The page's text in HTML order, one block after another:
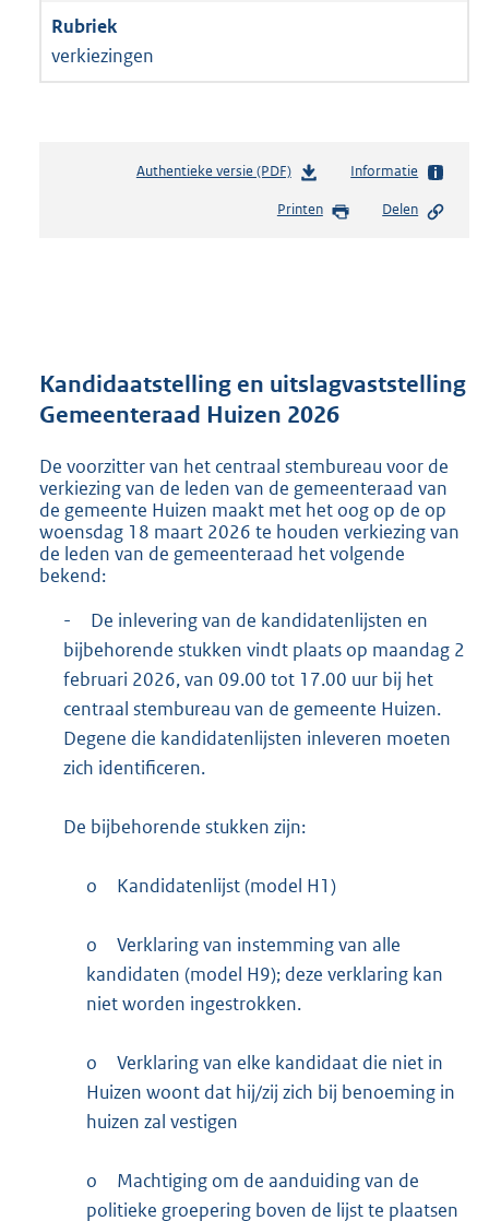
verkiezingen
Authentieke versie (PDF)b
s
r
o
t
e
:
2
1
b
Informatie
Printen Delen
Kandidaatstelling en uitslagvaststelling
Gemeenteraad Huizen 2026
De voorzitter van het centraal stembureau voor de
verkiezing van de leden van de gemeenteraad van
de gemeente Huizen maakt met het oog op de op
woensdag 18 maart 2026 te houden verkiezing van
de leden van de gemeenteraad het volgende
bekend:
-
De inlevering van de kandidatenlijsten en
bijbehorende stukken vindt plaats op maandag 2
februari 2026, van 09.00 tot 17.00 uur bij het
centraal stembureau van de gemeente Huizen.
Degene die kandidatenlijsten inleveren moeten
zich identificeren.
De bijbehorende stukken zijn:
o Kandidatenlijst (model H1)
o
Verklaring van instemming van alle
kandidaten (model H9); deze verklaring kan
niet worden ingestrokken.
o
Verklaring van elke kandidaat die niet in
Huizen woont dat hij/zij zich bij benoeming in
huizen zal vestigen
o
Machtiging om de aanduiding van de
politieke groepering boven de lijst te plaatsen